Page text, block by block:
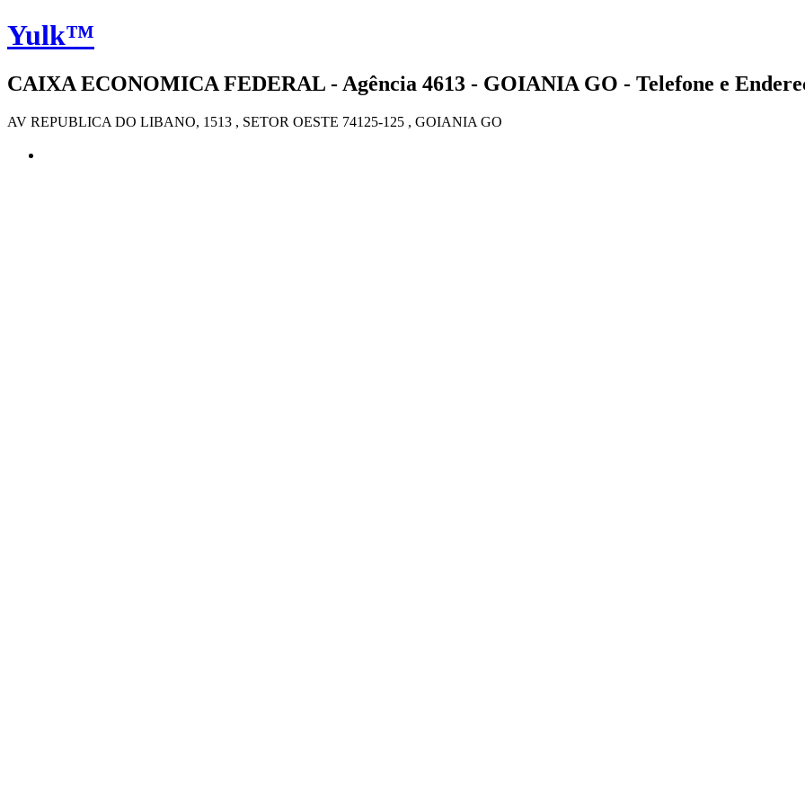
Yulk™
CAIXA ECONOMICA FEDERAL - Agência 4613 - GOIANIA GO - Telefone e
AV REPUBLICA DO LIBANO, 1513 , SETOR OESTE 74125-125 , GOIANIA GO